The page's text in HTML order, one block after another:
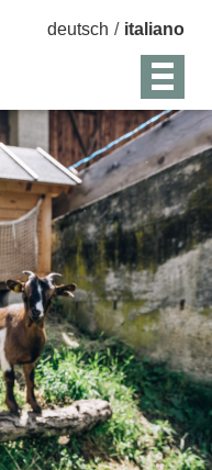
deutsch / italiano